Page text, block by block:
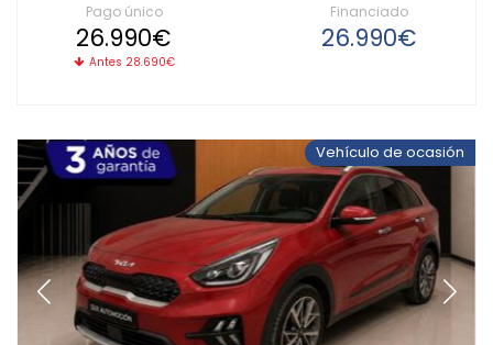
Pago único
26.990€
Antes 28.690€
Financiado
26.990€
Vehículo de ocasión